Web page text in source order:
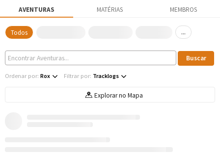
AVENTURAS MATÉRIAS MEMBROS
Todos ...
Ordenar por: Rox Filtrar por: Tracklogs
Explorar no Mapa